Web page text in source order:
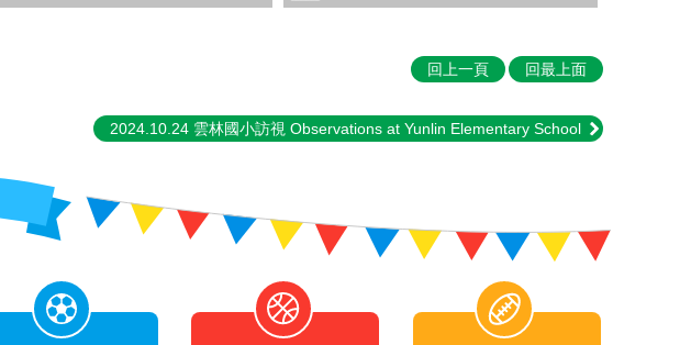
回上一頁 回最上面
2024.10.24 雲林國小訪視 Observations at Yunlin Elementary School